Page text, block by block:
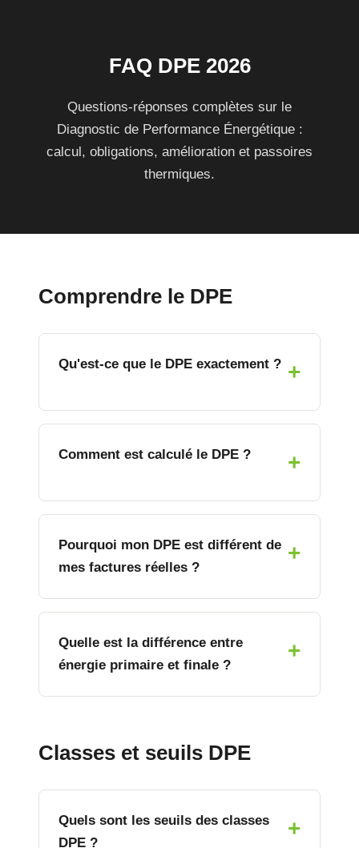
FAQ DPE 2026
Questions-réponses complètes sur le
Diagnostic de Performance Énergétique :
calcul, obligations, amélioration et passoires
thermiques.
Comprendre le DPE
Qu'est-ce que le DPE exactement ?
Comment est calculé le DPE ?
Pourquoi mon DPE est différent de
mes factures réelles ?
Quelle est la différence entre
énergie primaire et finale ?
Classes et seuils DPE
Quels sont les seuils des classes
DPE ?